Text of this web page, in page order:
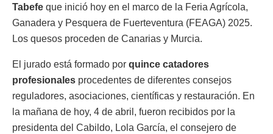
Tabefe que inició hoy en el marco de la Feria Agrícola,
Ganadera y Pesquera de Fuerteventura (FEAGA) 2025.
Los quesos proceden de Canarias y Murcia.
El jurado está formado por quince catadores
profesionales procedentes de diferentes consejos
reguladores, asociaciones, científicas y restauración. En
la mañana de hoy, 4 de abril, fueron recibidos por la
presidenta del Cabildo, Lola García, el consejero de